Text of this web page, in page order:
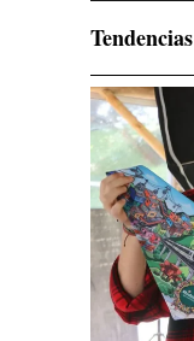
Tendencias